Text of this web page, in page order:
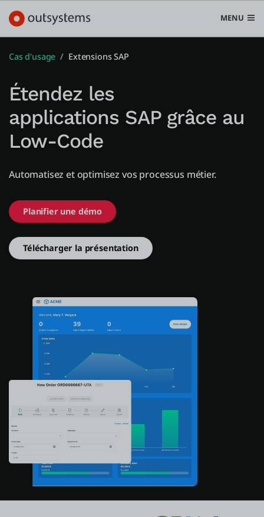
MENU
Plateforme
Cas d'usage
Solutions
Développeurs
À propos de nous
Se connecter
Essai Gratuit
Contacter un Commercial
Support
Français
Search in OutSystems
Cas d'usage Extensions SAP
Étendez les
applications SAP grâce au
Low-Code
Automatisez et optimisez vos processus métier.
Planifier une démo
Télécharger la présentation